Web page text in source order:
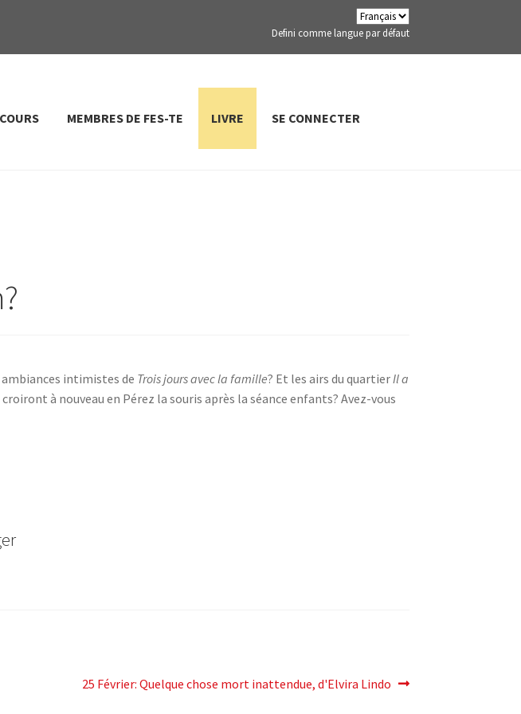
Defini comme langue par défaut
COURS MEMBRES DE FES-TE LIVRE SE CONNECTER
intimistes de Trois jours avec la famille? Et les airs du quartierIl a
à nouveau en Pérez la souris après la séance enfants? Avez-vous
Article
25 Février: Quelque chose mort inattendue,d'Elvira Lindo